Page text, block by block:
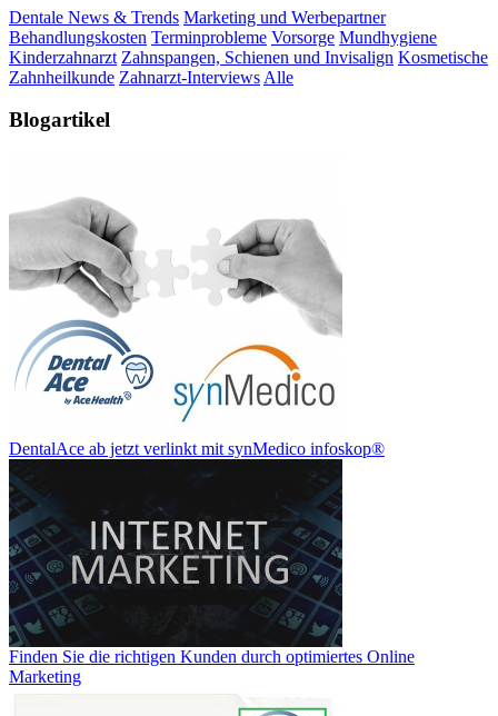
Dentale News & Trends Marketing und Werbepartner
Behandlungskosten Terminprobleme Vorsorge Mundhygiene
Kinderzahnarzt Zahnspangen, Schienen und Invisalign Kosmetische
Zahnheilkunde Zahnarzt-Interviews Alle
Blogartikel
DentalAce ab jetzt verlinkt mit synMedico infoskop®
Finden Sie die richtigen Kunden durch optimiertes Online
Marketing